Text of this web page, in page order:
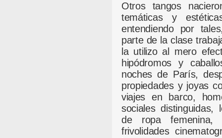
Otros tangos
temáticas y
entendiendo por
parte de la clase
la utilizo al mero
hipódromos y
noches de París,
propiedades y joyas
viajes en barco,
sociales distinguidas,
de ropa femenina,
frivolidades